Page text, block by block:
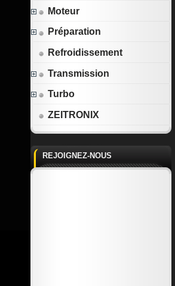
Moteur
Préparation
Refroidissement
Transmission
Turbo
ZEITRONIX
REJOIGNEZ-NOUS